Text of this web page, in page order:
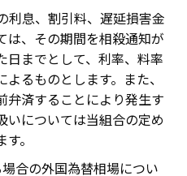
利息、割引料、遅延損害金
は、その期間を相殺通知が
日までとして、利率、料率
るものとします。また、
弁済することにより発生す
いについては当組合の定め
。
合の外国為替相場につい